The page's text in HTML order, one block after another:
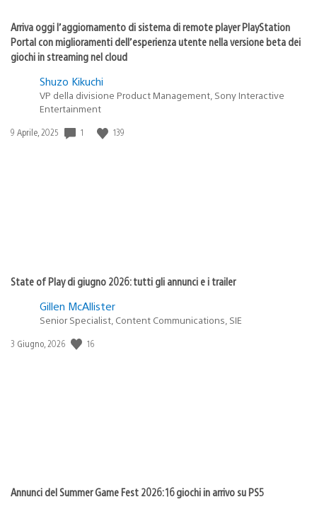
Arriva oggi l’aggiornamento di sistema di remote player PlayStation
Portal con miglioramenti dell’esperienza utente nella versione beta dei
giochi in streaming nel cloud
Shuzo Kikuchi
VP della divisione Product Management, Sony Interactive
Entertainment
Data
9 Aprile, 2025 1 139
State of Play di giugno 2026: tutti gli annunci e i trailer
Gillen McAllister
Senior Specialist, Content Communications, SIE
Data
3 Giugno, 2026 16
Annunci del Summer Game Fest 2026: 16 giochi in arrivo su PS5